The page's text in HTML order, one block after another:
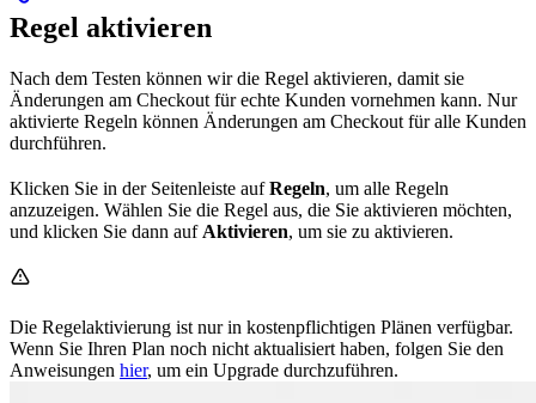
Regel aktivieren
Nach dem Testen können wir die Regel aktivieren, damit sie
Änderungen am Checkout für echte Kunden vornehmen kann. Nur
aktivierte Regeln können Änderungen am Checkout für alle Kunden
durchführen.
Klicken Sie in der Seitenleiste aufRegeln, um alle Regeln
anzuzeigen. Wählen Sie die Regel aus, die Sie aktivieren möchten,
und klicken Sie dann auf Aktivieren, um sie zu aktivieren.
Die Regelaktivierung ist nur in kostenpflichtigen Plänen verfügbar.
Wenn Sie Ihren Plan noch nicht aktualisiert haben, folgen Sie den
Anweisungen hier, um ein Upgrade durchzuführen.